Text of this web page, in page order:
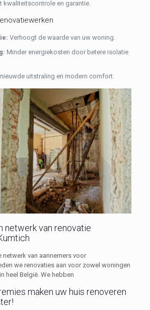
kwaliteitscontrole en garantie.
Verhoogt de waarde van uw woning.
Minder energiekosten door betere isolatie
uitstraling en modern comfort.
netwerk van renovatie
van aannemers voor
we renovaties aan voor zowel woningen
heel België. We hebben
maken uw huis renoveren